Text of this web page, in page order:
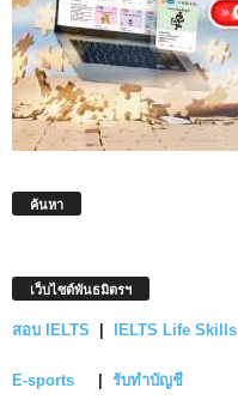
ค้นหา
เว็บไซต์พันธมิตรฯ
สอบ IELTS IELTS Life Skills
E-sports รับทำบัญชี